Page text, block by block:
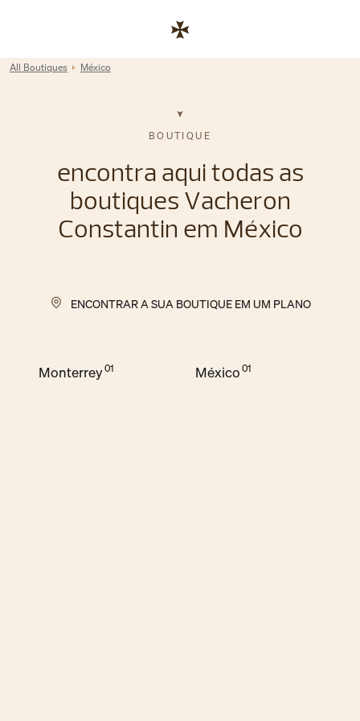
Link para site corporativo
Return to Nav
All Boutiques México
BOUTIQUE
encontra aqui todas as
boutiques Vacheron
Constantin em México
ENCONTRAR A SUA BOUTIQUE EM UM PLANO
Monterrey México